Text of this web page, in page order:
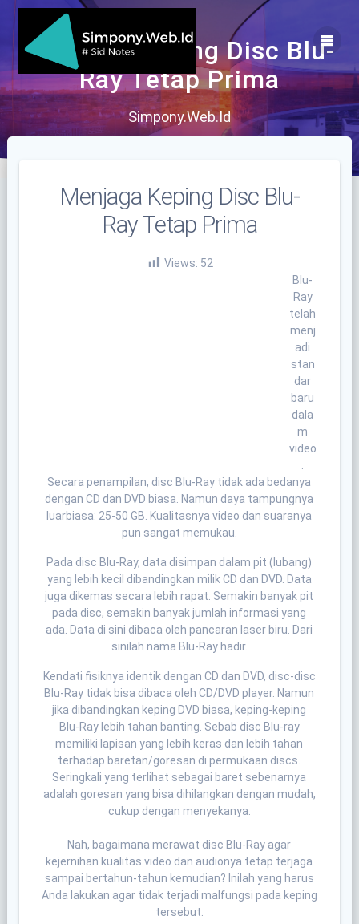
Skip
content
Menjaga Keping Disc Blu-
Ray Tetap Prima
Simpony.Web.Id
Menjaga Keping Disc Blu-
Ray Tetap Prima
Views: 52
Blu-
Ray
telah
menj
adi
stan
dar
baru
dala
m
video
Secara penampilan, disc Blu-Ray tidak ada bedanya
dengan CD dan DVD biasa. Namun daya tampungnya
luarbiasa: 25-50 GB. Kualitasnya video dan suaranya
pun sangat memukau.
Pada disc Blu-Ray, data disimpan dalam pit (lubang)
yang lebih kecil dibandingkan milik CD dan DVD. Data
juga dikemas secara lebih rapat. Semakin banyak pit
pada disc, semakin banyak jumlah informasi yang
ada. Data di sini dibaca oleh pancaran laser biru. Dari
sinilah nama Blu-Ray hadir.
Kendati fisiknya identik dengan CD dan DVD, disc-disc
Blu-Ray tidak bisa dibaca oleh CD/DVD player. Namun
jika dibandingkan keping DVD biasa, keping-keping
Blu-Ray lebih tahan banting. Sebab disc Blu-ray
memiliki lapisan yang lebih keras dan lebih tahan
terhadap baretan/goresan di permukaan discs.
Seringkali yang terlihat sebagai baret sebenarnya
adalah goresan yang bisa dihilangkan dengan mudah,
cukup dengan menyekanya.
Nah, bagaimana merawat disc Blu-Ray agar
kejernihan kualitas video dan audionya tetap terjaga
sampai bertahun-tahun kemudian? Inilah yang harus
Anda lakukan agar tidak terjadi malfungsi pada keping
tersebut.